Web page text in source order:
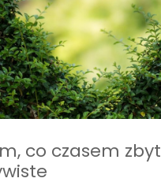
co czasem zbyt